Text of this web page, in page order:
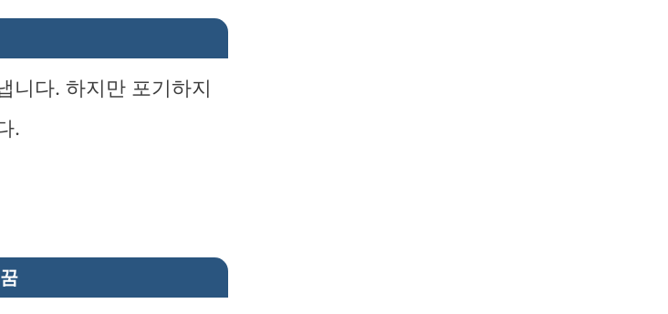
니다. 하지만 포기하지
.